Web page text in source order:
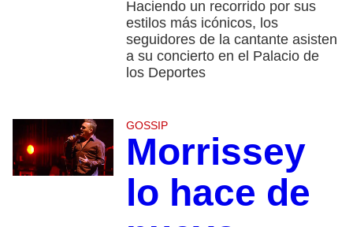
Haciendo un recorrido por sus
estilos más icónicos, los
seguidores de la cantante asisten
a su concierto en el Palacio de
los Deportes
GOSSIP
Morrissey
lo hace de